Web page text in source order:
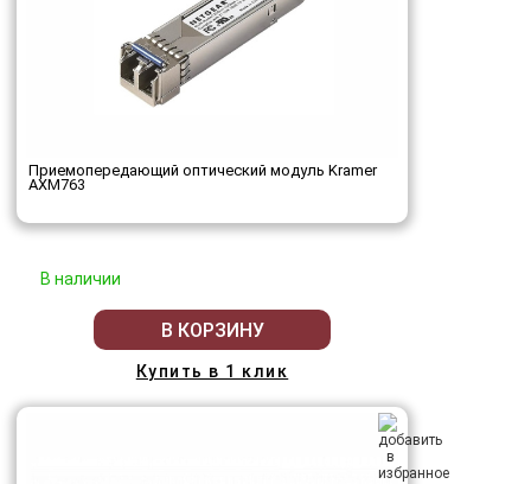
Приемопередающий оптический модуль Kramer
AXM763
В наличии
В КОРЗИНУ
Купить в 1 клик